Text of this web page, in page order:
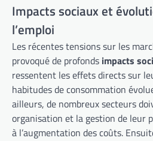
Impacts sociaux et
l’emploi
Les récentes tensions sur les
provoqué de profonds impacts
ressentent les effets directs sur
habitudes de consommation
ailleurs, de nombreux secteurs
organisation et la gestion de leur
à l’augmentation des coûts.